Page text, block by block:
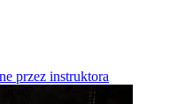
przez instruktora